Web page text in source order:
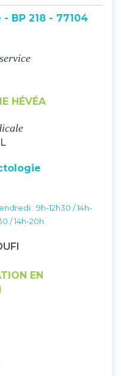
BP 218 - 77104
HÉVÉA
: 9h-12h30 / 14h-
/ 14h-20h
EN